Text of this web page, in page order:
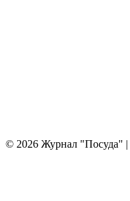
© 2026 Журнал "Посуда" |